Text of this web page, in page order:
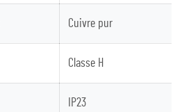
Cuivre pur
Classe H
IP23